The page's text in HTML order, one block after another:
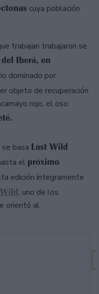
cuya población
trabajan trabajaron se
Iberá, en
dominado por
objeto de recuperación
rojo, el oso
basa Last Wild
el próximo
edición íntegramente
, uno de los
orientó al